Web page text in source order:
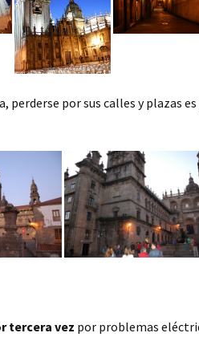
perderse por sus calles y plazas
tercera vez por problemas